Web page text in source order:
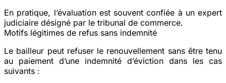
En pratique, l’évaluation est souvent confiée à un expert
judiciaire désigné par le tribunal de commerce.
Motifs légitimes de refus sans indemnité
Le bailleur peut refuser le renouvellement sans être tenu
au paiement d’une indemnité d’éviction dans les cas
suivants :